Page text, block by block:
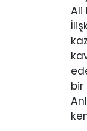
Ali
bir